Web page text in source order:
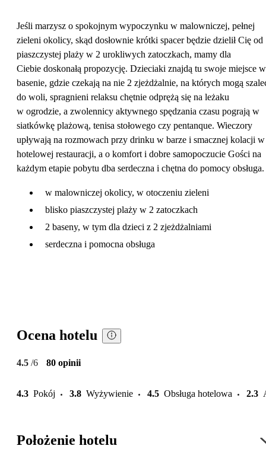
Jeśli marzysz o spokojnym wypoczynku w malowniczej, pełnej
zieleni okolicy, skąd dosłownie krótki spacer będzie dzielił Cię od
piaszczystej plaży w 2 urokliwych zatoczkach, mamy dla
Ciebie doskonałą propozycję. Dzieciaki znajdą tu swoje miejsce w
basenie, gdzie czekają na nie 2 zjeżdżalnie, na których mogą
do woli, spragnieni relaksu chętnie odprężą się na leżaku
w ogrodzie, a zwolennicy aktywnego spędzania czasu pograją w
siatkówkę plażową, tenisa stołowego czy pentanque. Wieczory
upływają na rozmowach przy drinku w barze i smacznej kolacji w
hotelowej restauracji, a o komfort i dobre samopoczucie Gości na
każdym etapie pobytu dba serdeczna i chętna do pomocy obsługa.
w malowniczej okolicy, w otoczeniu zieleni
blisko piaszczystej plaży w 2 zatoczkach
2 baseny, w tym dla dzieci z 2 zjeżdżalniami
serdeczna i pomocna obsługa
Ocena hotelu
4.5 /6 80 opinii
4.3 Pokój 3.8 Wyżywienie 4.5 Obsługa hotelowa 2.3
Położenie hotelu